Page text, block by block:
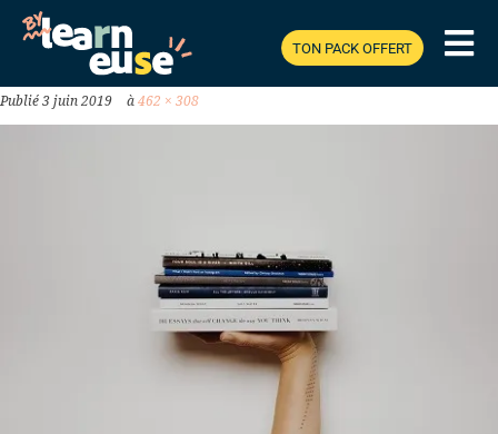
TON PACK OFFERT
IMPORTANTS.JPG
Publié 3 juin 2019 à 462 × 308